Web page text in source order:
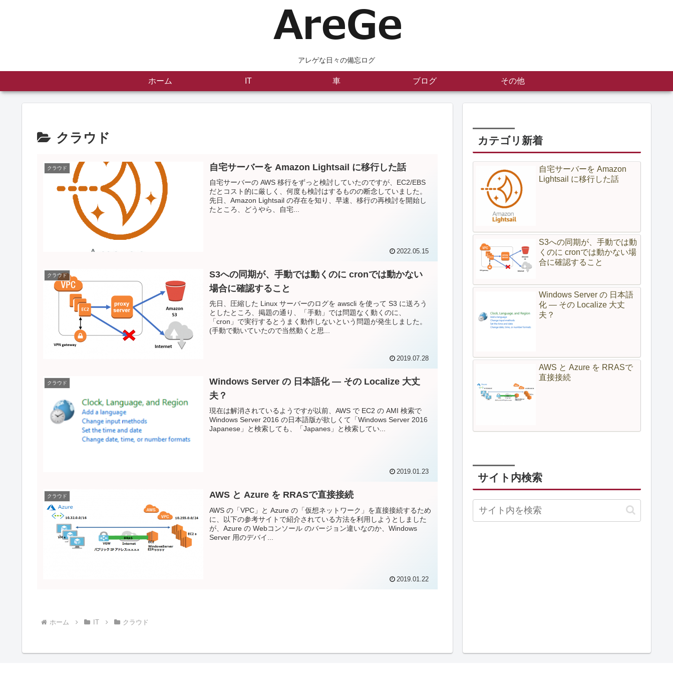
アレゲな日々の備忘ログ
ホーム IT 車 ブログ その他
クラウド
クラウド 自宅サーバーを Amazon Lightsail に移行した話
自宅サーバーの AWS 移行をずっと検討していたのですが、EC2/EBS
だとコスト的に厳しく、何度も検討はするものの断念していました。
先日、Amazon Lightsail の存在を知り、早速、移行の再検討を開始し
たところ、どうやら、自宅...
2022.05.15
クラウド
S3への同期が、手動では動くのに cronでは動かない
場合に確認すること
先日、圧縮した Linux サーバーのログを awscli を使って S3 に送ろう
としたところ、掲題の通り、「手動」では問題なく動くのに、
「cron」で実行するとうまく動作しないという問題が発生しました。
(手動で動いていたので当然動くと思...
2019.07.28
クラウド
Windows Server の 日本語化 — その Localize 大丈
夫？
現在は解消されているようですが以前、AWS で EC2 の AMI 検索で
Windows Server 2016 の日本語版が欲しくて「Windows Server 2016
Japanese」と検索しても、「Japanes」と検索してい...
2019.01.23
クラウド AWS と Azure を RRASで直接接続
AWS の「VPC」と Azure の「仮想ネットワーク」を直接接続するため
に、以下の参考サイトで紹介されている方法を利用しようとしました
が、Azure の Webコンソール のバージョン違いなのか、Windows
Server 用のデバイ...
2019.01.22
ホーム IT クラウド
カテゴリ新着
自宅サーバーを Amazon
Lightsail に移行した話
S3への同期が、手動では動
くのに cronでは動かない場
合に確認すること
Windows Server の 日本語
化 — その Localize 大丈
夫？
AWS と Azure を RRASで
直接接続
サイト内検索